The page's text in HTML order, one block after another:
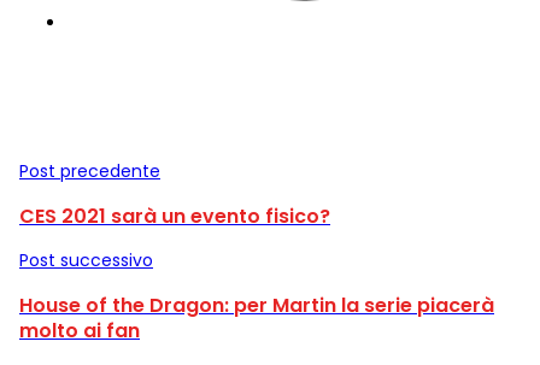
Post precedente
CES 2021 sarà un evento fisico?
Post successivo
House of the Dragon: per Martin la serie piacerà
molto ai fan